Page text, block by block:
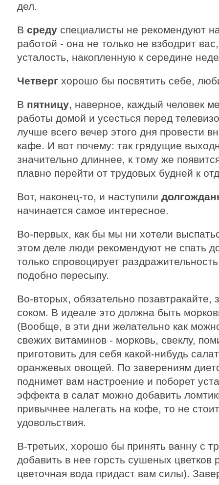
дел.
В среду специалисты не рекомендуют
работой - она не только не взбодрит
усталость, накопленную к середине
Четверг хорошо бы посвятить себе,
В пятницу, наверное, каждый человек
работы домой и усесться перед
лучше всего вечер этого дня провести
кафе. И вот почему: так грядущие
значительно длиннее, к тому же
плавно перейти от трудовых будней к
Вот, наконец-то, и наступили
начинается самое интересное.
Во-первых, как бы мы ни хотели
этом деле люди рекомендуют не спать
только спровоцирует
подобно пересыпу.
Во-вторых, обязательно позавтракайте,
соком. В идеале это должна быть
(Вообще, в эти дни желательно как
свежих витаминов - морковь, свеклу,
приготовить для себя какой-нибудь
оранжевых овощей. По заверениям
поднимет вам настроение и поборет
эффекта в салат можно добавить
привычнее налегать на кофе, то не
удовольствия.
В-третьих, хорошо бы принять ванну с
добавить в нее горсть сушеных цветков
цветочная вода придаст вам силы).